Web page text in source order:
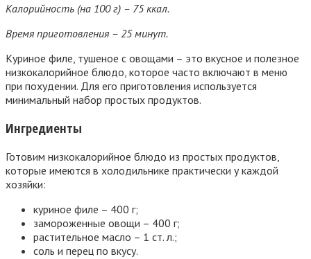
Калорийность (на 100 г) – 75 ккал.
Время приготовления – 25 минут.
Куриное филе, тушеное с овощами – это вкусное и полезное
низкокалорийное блюдо, которое часто включают в меню
при похудении. Для его приготовления используется
минимальный набор простых продуктов.
Ингредиенты
Готовим низкокалорийное блюдо из простых продуктов,
которые имеются в холодильнике практически у каждой
хозяйки:
куриное филе – 400 г;
замороженные овощи – 400 г;
растительное масло – 1 ст. л.;
соль и перец по вкусу.